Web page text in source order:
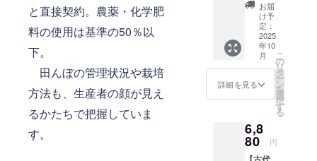
と直接契約。農薬・化学肥
料の使用は基準の50％以
下。
田んぼの管理状況や栽培
方法も、生産者の顔が見え
るかたちで把握していま
す。
北海道
産 馬鈴
薯でん
製造後6
か月 ・
保存方
法：直
射日
光・高
温多湿
を避け
てくだ
さい ・
平麺7ミ
リ14食
セット
をお届
けしま
す。 お
礼の
メール
送料込
みのお
値段で
お届
け予
定：
2025
年10
月
詳細を見る
こ
の
リ
タ
ー
ン
を
選
択
す
る
6,8
80 円